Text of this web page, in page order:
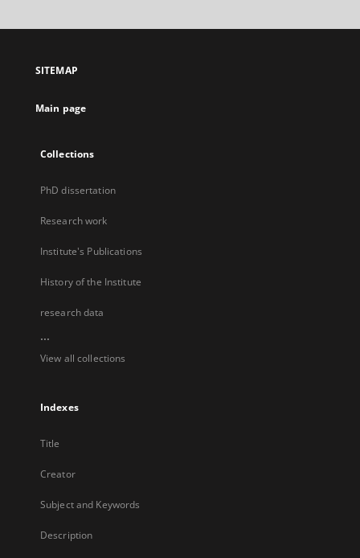
SITEMAP
Main page
Collections
PhD dissertation
Research work
Institute's Publications
History of the Institute
research data
...
View all collections
Indexes
Title
Creator
Subject and Keywords
Description